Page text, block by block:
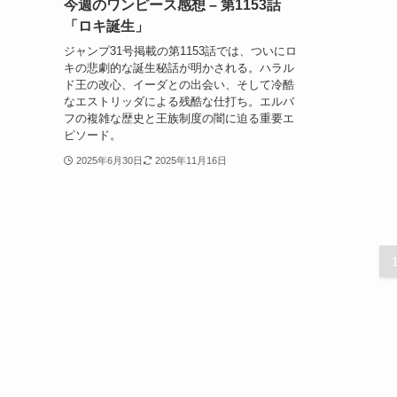
今週のワンピース感想 – 第1153話
「ロキ誕生」
ジャンプ31号掲載の第1153話では、ついにロ
キの悲劇的な誕生秘話が明かされる。ハラル
ド王の改心、イーダとの出会い、そして冷酷
なエストリッダによる残酷な仕打ち。エルバ
フの複雑な歴史と王族制度の闇に迫る重要エ
ピソード。
2025年6月30日 2025年11月16日
1